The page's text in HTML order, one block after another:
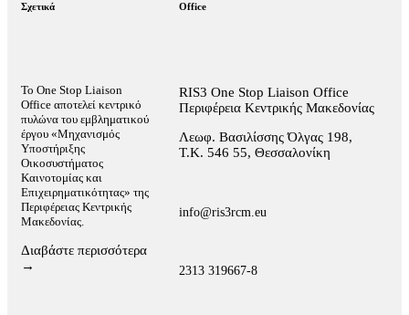
Σχετικά
Το One Stop Liaison
Office αποτελεί κεντρικό
πυλώνα του εμβληματικού
έργου «Μηχανισμός
Υποστήριξης
Οικοσυστήματος
Καινοτομίας και
Επιχειρηματικότητας» της
Περιφέρειας Κεντρικής
Μακεδονίας.
Διαβάστε περισσότερα
→
Office
RIS3 One Stop Liaison Office
Περιφέρεια Κεντρικής Μακεδονίας
Λεωφ. Βασιλίσσης Όλγας 198,
Τ.Κ. 546 55, Θεσσαλονίκη
info@ris3rcm.eu
2313 319667-8